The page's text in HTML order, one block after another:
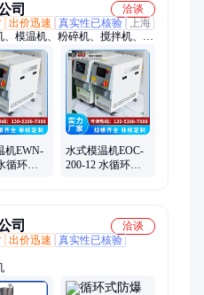
司
洽谈
出价迅速 真实性已核验
上海
模温机、粉碎机、搅拌机、除
机EWN-
循环控
水式模温机EOC-
200-12 水循环控
司
洽谈
出价迅速
真实性已核验